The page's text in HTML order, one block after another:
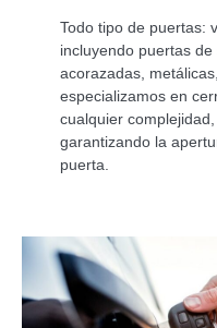
Todo tipo de puertas:
incluyendo puertas
acorazadas,
especializamos en
cualquier
garantizando la
puerta.